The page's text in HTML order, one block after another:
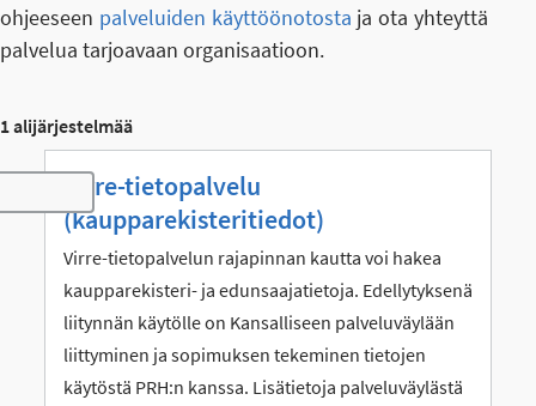
ohjeeseen palveluiden käyttöönotosta ja ota yhteyttä
palvelua tarjoavaan organisaatioon.
1 alijärjestelmää
Toggle navigation
Virre-tietopalvelu
(kaupparekisteritiedot)
Virre-tietopalvelun rajapinnan kautta voi hakea
kaupparekisteri- ja edunsaajatietoja. Edellytyksenä
liitynnän käytölle on Kansalliseen palveluväylään
liittyminen ja sopimuksen tekeminen tietojen
käytöstä PRH:n kanssa. Lisätietoja palveluväylästä